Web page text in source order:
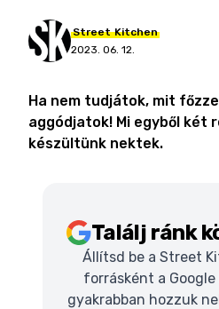
Street Kitchen
2023. 06. 12.
Ha nem tudjátok, mit
aggódjatok! Mi egyből két
készültünk nektek.
Találj ránk
Állítsd be a Street
forrásként a
gyakrabban hozzuk